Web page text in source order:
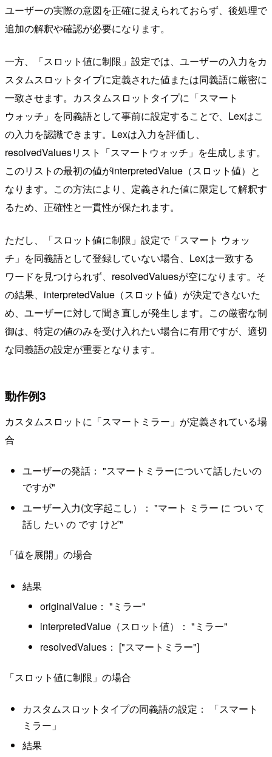
ユーザーの実際の意図を正確に捉えられておらず、後処理で
追加の解釈や確認が必要になります。
一方、「スロット値に制限」設定では、ユーザーの入力をカ
スタムスロットタイプに定義された値または同義語に厳密に
一致させます。カスタムスロットタイプに「スマート
ウォッチ」を同義語として事前に設定することで、Lexはこ
の入力を認識できます。Lexは入力を評価し、
resolvedValuesリスト「スマートウォッチ」を生成します。
このリストの最初の値がinterpretedValue（スロット値）と
なります。この方法により、定義された値に限定して解釈す
るため、正確性と一貫性が保たれます。
ただし、「スロット値に制限」設定で「スマート ウォッ
チ」を同義語として登録していない場合、Lexは一致する
ワードを見つけられず、resolvedValuesが空になります。そ
の結果、interpretedValue（スロット値）が決定できないた
め、ユーザーに対して聞き直しが発生します。この厳密な制
御は、特定の値のみを受け入れたい場合に有用ですが、適切
な同義語の設定が重要となります。
動作例3
カスタムスロットに「スマートミラー」が定義されている場
合
ユーザーの発話： "スマートミラーについて話したいの
ですが"
ユーザー入力(文字起こし）： "マート ミラー に つい て
話し たい の です けど"
「値を展開」の場合
結果
originalValue： "ミラー"
interpretedValue（スロット値）： "ミラー"
resolvedValues： ["スマートミラー"]
「スロット値に制限」の場合
カスタムスロットタイプの同義語の設定： 「スマート
ミラー」
結果